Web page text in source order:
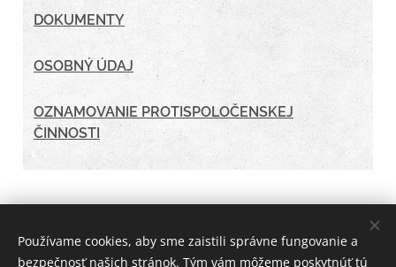
DOKUMENTY
OSOBNÝ ÚDAJ
OZNAMOVANIE PROTISPOLOČENSKEJ
ČINNOSTI
Používame cookies, aby sme zaistili správne fungovanie a
bezpečnosť našich stránok. Tým vám môžeme poskytnúť tú